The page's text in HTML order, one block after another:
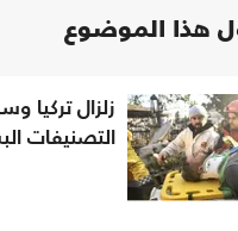
هذا الموضوع
زلزال تركيا
التصنيفات